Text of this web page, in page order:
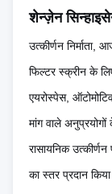
शेन्ज़ेन
उत्कीर्णन
फिल्टर स्क्रीन के
एयरोस्पेस,
मांग वाले
रासायनिक
का स्तर प्रदान